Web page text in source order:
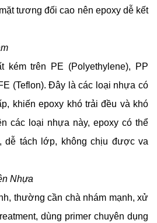
tương đối cao nên epoxy dễ kết
kém trên PE (Polyethylene), PP
(Teflon). Đây là các loại nhựa có
khiến epoxy khó trải đều và khó
các loại nhựa này, epoxy có thể
dễ tách lớp, không chịu được va
Nhựa
thường cần chà nhám mạnh, xử
dùng primer chuyên dụng